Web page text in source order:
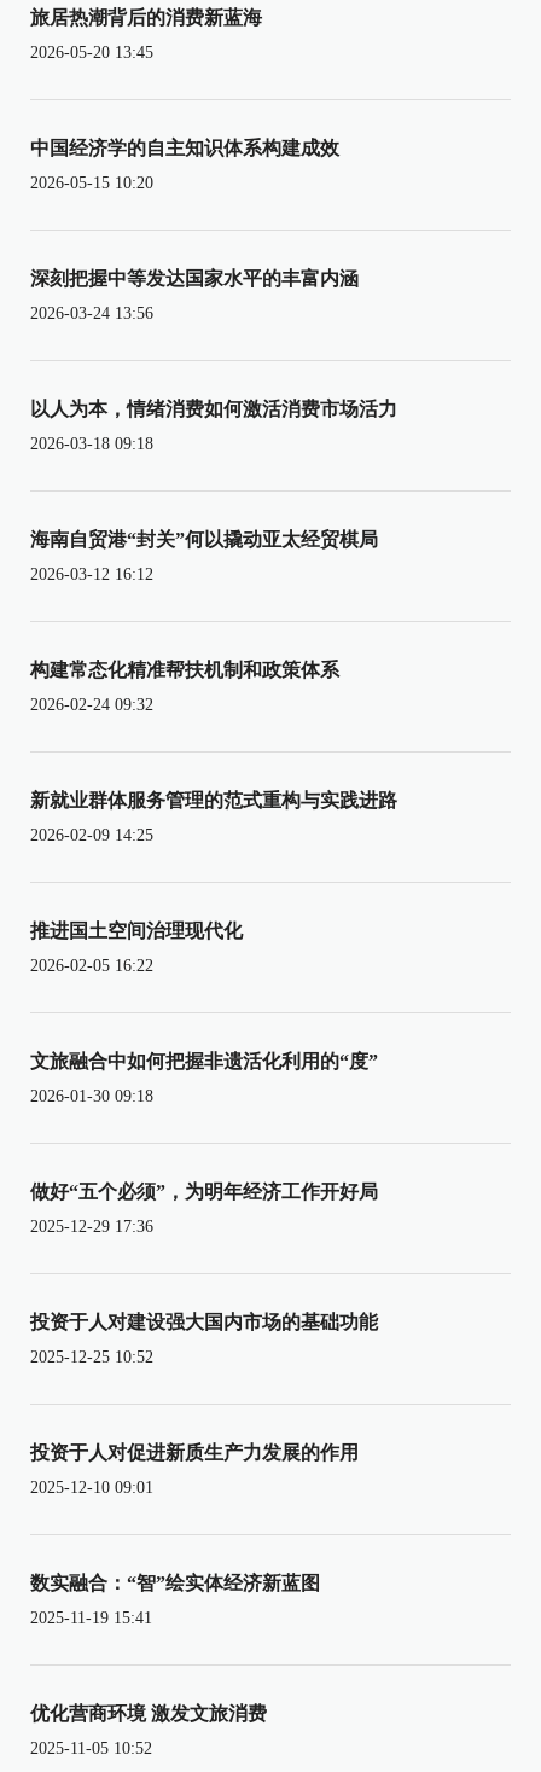
旅居热潮背后的消费新蓝海
2026-05-20 13:45
中国经济学的自主知识体系构建成效
2026-05-15 10:20
深刻把握中等发达国家水平的丰富内涵
2026-03-24 13:56
以人为本，情绪消费如何激活消费市场活力
2026-03-18 09:18
海南自贸港“封关”何以撬动亚太经贸棋局
2026-03-12 16:12
构建常态化精准帮扶机制和政策体系
2026-02-24 09:32
新就业群体服务管理的范式重构与实践进路
2026-02-09 14:25
推进国土空间治理现代化
2026-02-05 16:22
文旅融合中如何把握非遗活化利用的“度”
2026-01-30 09:18
做好“五个必须”，为明年经济工作开好局
2025-12-29 17:36
投资于人对建设强大国内市场的基础功能
2025-12-25 10:52
投资于人对促进新质生产力发展的作用
2025-12-10 09:01
数实融合：“智”绘实体经济新蓝图
2025-11-19 15:41
优化营商环境 激发文旅消费
2025-11-05 10:52